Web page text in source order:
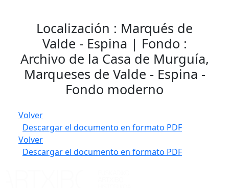
Localización : Marqués de
Valde - Espina | Fondo :
Archivo de la Casa de Murguía,
Marqueses de Valde - Espina -
Fondo moderno
Volver
Descargar el documento en formato PDF
Volver
Descargar el documento en formato PDF